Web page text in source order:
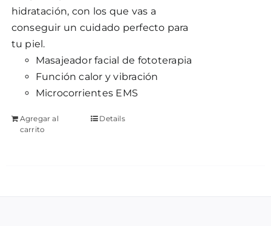
hidratación, con los que vas a
conseguir un cuidado perfecto para
tu piel.
Masajeador facial de fototerapia
Función calor y vibración
Microcorrientes EMS
Agregar al
carrito
Details